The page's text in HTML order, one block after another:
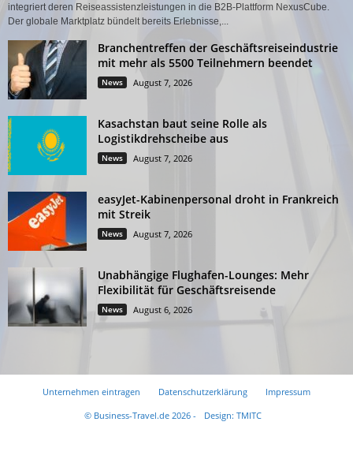
integriert deren Reiseassistenzleistungen in die B2B-Plattform NexusCube.
Der globale Marktplatz bündelt bereits Erlebnisse,...
Branchentreffen der Geschäftsreiseindustrie
mit mehr als 5500 Teilnehmern beendet
News August 7, 2026
Kasachstan baut seine Rolle als
Logistikdrehscheibe aus
News August 7, 2026
easyJet-Kabinenpersonal droht in Frankreich
mit Streik
News August 7, 2026
Unabhängige Flughafen-Lounges: Mehr
Flexibilität für Geschäftsreisende
News August 6, 2026
Unternehmen eintragen Datenschutzerklärung
Impressum
© Business-Travel.de 2026 -
Design: TMITC